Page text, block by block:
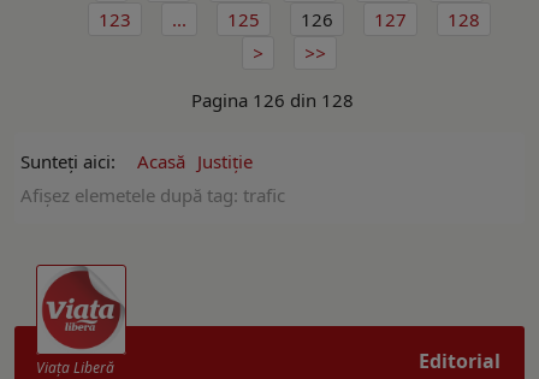
123
... 125 126 127 128
Pagina 126 din 128
Sunteți aici: Acasă Justiție
Afişez elemetele după tag: trafic
Editorial
Viaţa Liberă